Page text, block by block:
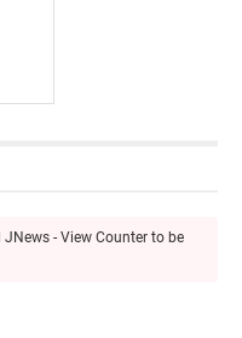
- View Counter to be